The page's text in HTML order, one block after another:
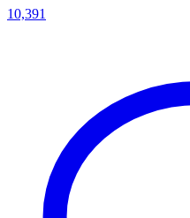
10,391